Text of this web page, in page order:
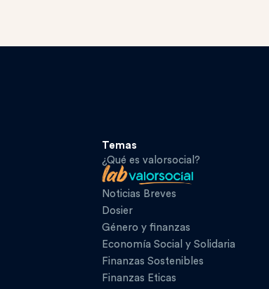
Temas
¿Qué es valorsocial?
Noticias Breves
Dosier
Género y finanzas
Economía Social y Solidaria
Finanzas Sostenibles
Finanzas Eticas